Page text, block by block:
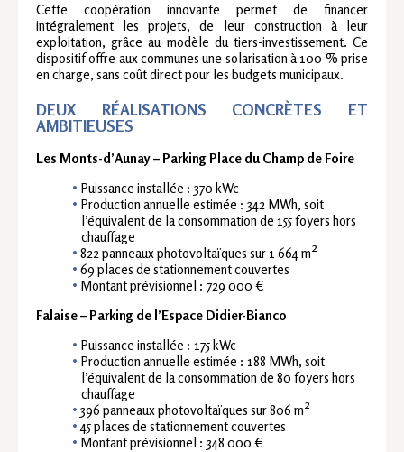
Cette coopération innovante permet de financer
intégralement les projets, de leur construction à leur
exploitation, grâce au modèle du tiers-investissement. Ce
dispositif offre aux communes une solarisation à 100 % prise
en charge, sans coût direct pour les budgets municipaux.
DEUX RÉALISATIONS CONCRÈTES ET
AMBITIEUSES
Les Monts-d’Aunay – Parking Place du Champ de Foire
Puissance installée : 370 kWc
Production annuelle estimée : 342 MWh, soit
l’équivalent de la consommation de 155 foyers hors
chauffage
822 panneaux photovoltaïques sur 1 664 m²
69 places de stationnement couvertes
Montant prévisionnel : 729 000 €
Falaise – Parking de l’Espace Didier-Bianco
Puissance installée : 175 kWc
Production annuelle estimée : 188 MWh, soit
l’équivalent de la consommation de 80 foyers hors
chauffage
396 panneaux photovoltaïques sur 806 m²
45 places de stationnement couvertes
Montant prévisionnel : 348 000 €